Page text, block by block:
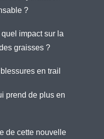
?
impact sur la
graisses ?
en trail
prend de plus en
de cette nouvelle